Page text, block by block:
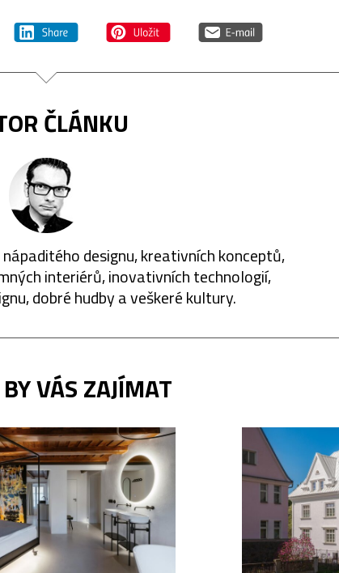
ČLÁNKU
designu, kreativních konceptů,
interiérů, inovativních technologií,
dobré hudby a veškeré kultury.
VÁS ZAJÍMAT